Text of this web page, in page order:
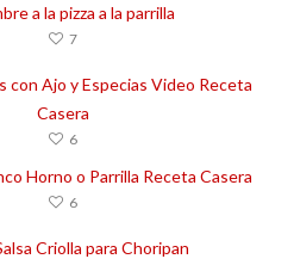
a la pizza a la parrilla
7
con Ajo y Especias Video Receta
Casera
6
Horno o Parrilla Receta Casera
6
Criolla para Choripan